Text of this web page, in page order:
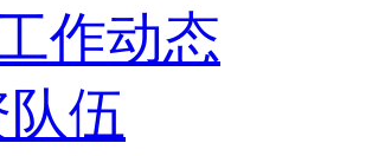
作动态
伍